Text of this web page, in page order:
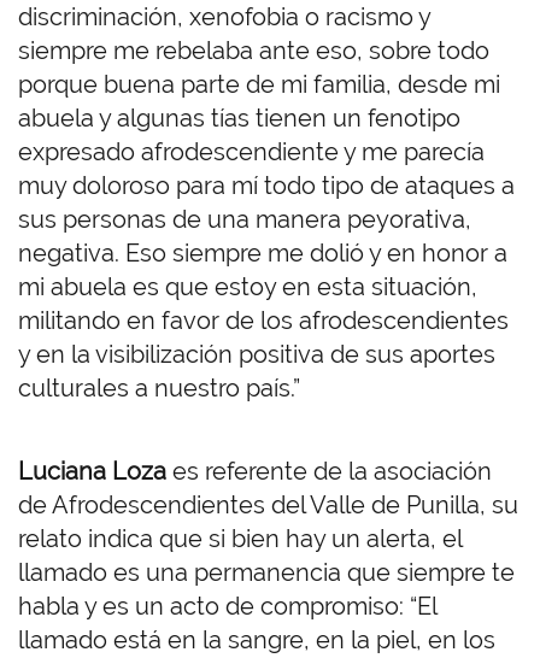
discriminación, xenofobia o racismo y
siempre me rebelaba ante eso, sobre todo
porque buena parte de mi familia, desde mi
abuela y algunas tías tienen un fenotipo
expresado afrodescendiente y me parecía
muy doloroso para mí todo tipo de ataques a
sus personas de una manera peyorativa,
negativa. Eso siempre me dolió y en honor a
mi abuela es que estoy en esta situación,
militando en favor de los afrodescendientes
y en la visibilización positiva de sus aportes
culturales a nuestro país.”
Luciana Loza es referente de la asociación
de Afrodescendientes del Valle de Punilla, su
relato indica que si bien hay un alerta, el
llamado es una permanencia que siempre te
habla y es un acto de compromiso: “El
llamado está en la sangre, en la piel, en los